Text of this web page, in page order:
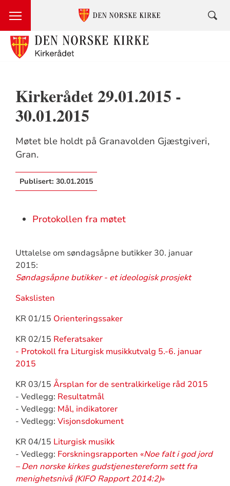
Kirkerådet 29.01.2015 -
30.01.2015
Møtet ble holdt på Granavolden Gjæstgiveri,
Gran.
Publisert: 30.01.2015
Protokollen fra møtet
Uttalelse om søndagsåpne butikker 30. januar
2015:
Søndagsåpne butikker - et ideologisk prosjekt
Sakslisten
KR 01/15 Orienteringssaker
KR 02/15 Referatsaker
- Protokoll fra Liturgisk musikkutvalg 5.-6. januar
2015
KR 03/15 Årsplan for de sentralkirkelige råd 2015
- Vedlegg: Resultatmål
- Vedlegg: Mål, indikatorer
- Vedlegg: Visjonsdokument
KR 04/15 Liturgisk musikk
- Vedlegg: Forskningsrapporten «Noe falt i god jord
– Den norske kirkes gudstjenestereform sett fra
menighetsnivå (KIFO Rapport 2014:2)»